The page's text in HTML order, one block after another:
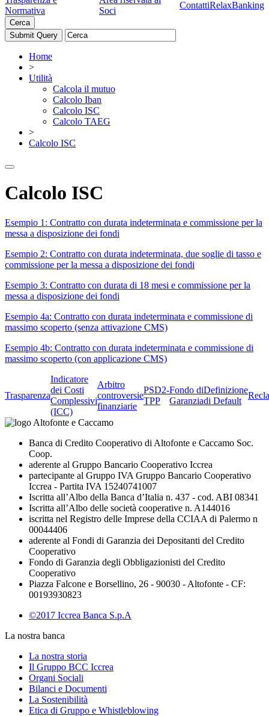
Normativa
Soci
ContattiRelaxBanking
Cerca
Home
>
Utilità
Calcola il mutuo
Calcolo Iban
Calcolo ISC
Calcolo TAEG
>
Calcolo ISC
Calcolo ISC
Esempio 1: Contratto con durata indeterminata e commissione per la
messa a disposizione dei fondi
Esempio 2: Contratto con durata indeterminata, due soglie di tasso e
commissione per la messa a disposizione dei fondi
Esempio 3: Contratto con durata di 18 mesi e commissione per la
messa a disposizione dei fondi
Esempio 4a: Contratto con durata indeterminata e commissione di
massimo scoperto (senza attivazione CMS)
Esempio 4b: Contratto con durata indeterminata e commissione di
massimo scoperto (con applicazione CMS)
Trasparenza
Indicatore
dei Costi
Complessivi
(ICC)
Arbitro
controversie
finanziarie
PSD2-
TPP
Fondo di
Garanzia
Definizione
di Default
Banca di Credito Cooperativo di Altofonte e Caccamo Soc.
Coop.
aderente al Gruppo Bancario Cooperativo Iccrea
partecipante al Gruppo IVA Gruppo Bancario Cooperativo
Iccrea - Partita IVA 15240741007
Iscritta all’Albo della Banca d’Italia n. 437 - cod. ABI 08341
Iscritta all’Albo delle società cooperative n. A144016
iscritta nel Registro delle Imprese della CCIAA di Palermo n
00044406
aderente al Fondi di Garanzia dei Depositanti del Credito
Cooperativo
Fondo di Garanzia degli Obbligazionisti del Credito
Cooperativo
Piazza Falcone e Borsellino, 26 - 90030 - Altofonte - CF:
00193930823
©2017 Iccrea Banca S.p.A
La nostra banca
La nostra storia
Il Gruppo BCC Iccrea
Organi Sociali
Bilanci e Documenti
La Sostenibilità
Etica di Gruppo e Whistleblowing